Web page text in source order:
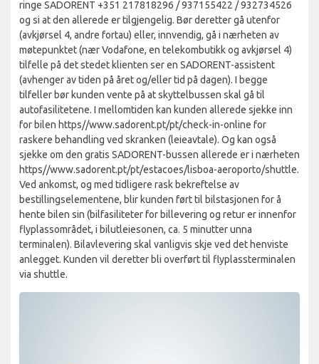
ringe SADORENT +351 217818296 / 937155422 / 932734526
og si at den allerede er tilgjengelig. Bør deretter gå utenfor
(avkjørsel 4, andre fortau) eller, innvendig, gå i nærheten av
møtepunktet (nær Vodafone, en telekombutikk og avkjørsel 4)
tilfelle på det stedet klienten ser en SADORENT-assistent
(avhenger av tiden på året og/eller tid på dagen). I begge
tilfeller bør kunden vente på at skyttelbussen skal gå til
autofasilitetene. I mellomtiden kan kunden allerede sjekke inn
for bilen https//www.sadorent.pt/pt/check-in-online for
raskere behandling ved skranken (leieavtale). Og kan også
sjekke om den gratis SADORENT-bussen allerede er i nærheten
https//www.sadorent.pt/pt/estacoes/lisboa-aeroporto/shuttle.
Ved ankomst, og med tidligere rask bekreftelse av
bestillingselementene, blir kunden ført til bilstasjonen for å
hente bilen sin (bilfasiliteter for billevering og retur er innenfor
flyplassområdet, i bilutleiesonen, ca. 5 minutter unna
terminalen). Bilavlevering skal vanligvis skje ved det henviste
anlegget. Kunden vil deretter bli overført til flyplassterminalen
via shuttle.